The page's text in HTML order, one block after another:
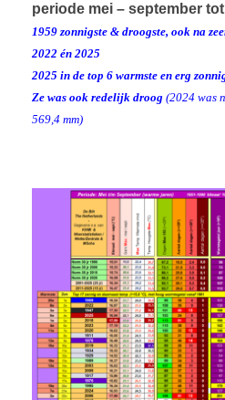
periode mei – september
1959 zonnigste & droogste, ook na
2022 én 2025
2025 in de top 6 warmste en erg
Ze was ook redelijk droog (2024 was
569,4 mm)